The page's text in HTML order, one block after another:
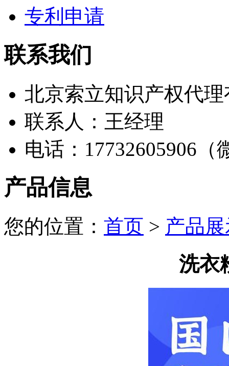
专利申请
联系我们
北京索立知识产权代
联系人：王经理
电话：17732605906（
产品信息
您的位置： 首页 > 产品
洗衣